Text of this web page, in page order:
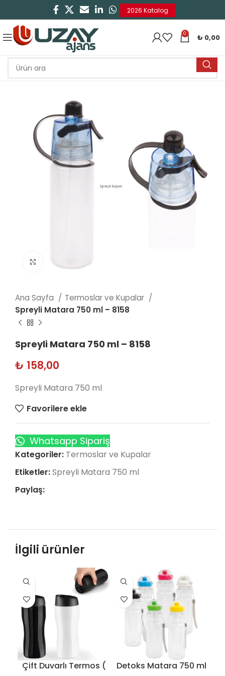
2026 Katalog
0 ₺ 0,00
Ana Sayfa
Termoslar ve Kupalar
Spreyli Matara 750 ml – 8158
Spreyli Matara 750 ml – 8158
₺ 158,00
Spreyli Matara 750 ml
Favorilere ekle
Whatsapp Sipariş
Kategoriler: Termoslar ve Kupalar
Etiketler:Spreyli Matara 750 ml
Paylaş:
İlgili ürünler
Çift Duvarlı Termos (
Detoks Matara 750 ml